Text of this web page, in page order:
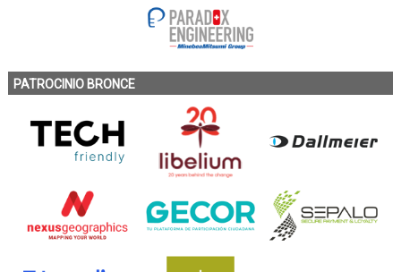
PATROCINIO BRONCE